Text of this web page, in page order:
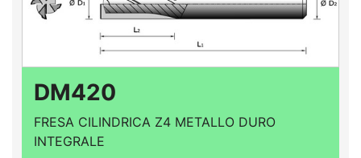
DM420
FRESA CILINDRICA Z4 METALLO DURO
INTEGRALE